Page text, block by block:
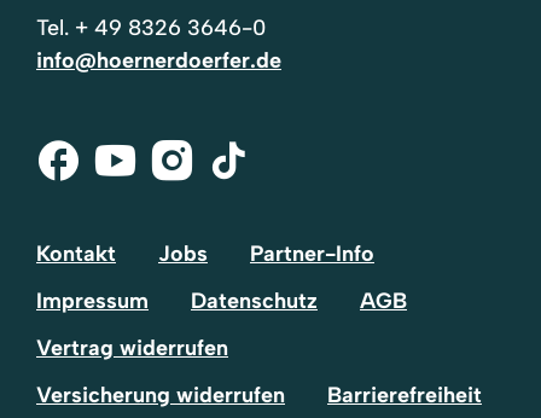
Tel. + 49 8326 3646-0
info@hoernerdoerfer.de
Facebook
Youtube
Instagram
Tik-
Kontakt Jobs
Partner-Info
Impressum
Datenschutz
AGB
Vertrag widerrufen
Versicherung widerrufen
Barrierefreiheit